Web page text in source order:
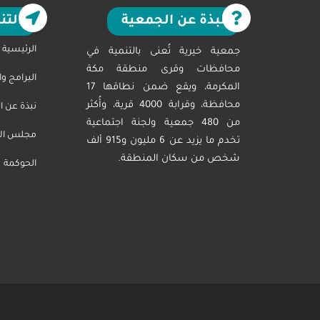
نبذة عن الجمعية
جمعية خيرية تُعنى بالتنمية في
محافظات وقرى منطقة مكة
المكرمة، ويقع ضمن نطاقها 17
محافظة، وقرابة 4000 قرية، وأُكثر
من 480 جمعية ولجنة اجتماعية
تخدم ما يزيد عن 6 مليون و915 ألف
شخص من سكان المنطقة.
الرئيسية
البرامج
نبذة عن
مجلس
الحوكمة